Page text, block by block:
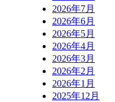
2026年7月
2026年6月
2026年5月
2026年4月
2026年3月
2026年2月
2026年1月
2025年12月